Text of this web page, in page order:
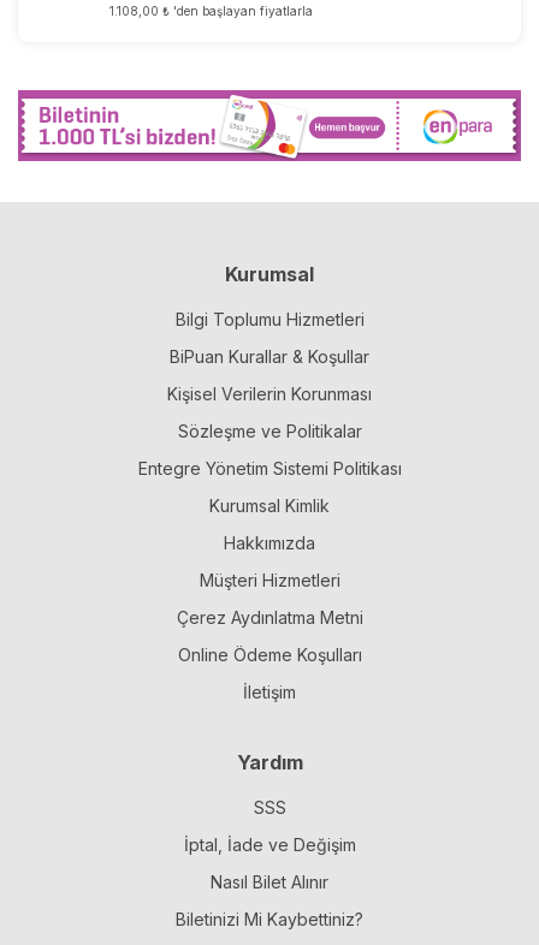
1.108,00 ₺ 'den başlayan fiyatlarla
Kurumsal
Bilgi Toplumu Hizmetleri
BiPuan Kurallar & Koşullar
Kişisel Verilerin Korunması
Sözleşme ve Politikalar
Entegre Yönetim Sistemi Politikası
Kurumsal Kimlik
Hakkımızda
Müşteri Hizmetleri
Çerez Aydınlatma Metni
Online Ödeme Koşulları
İletişim
Yardım
SSS
İptal, İade ve Değişim
Nasıl Bilet Alınır
Biletinizi Mi Kaybettiniz?